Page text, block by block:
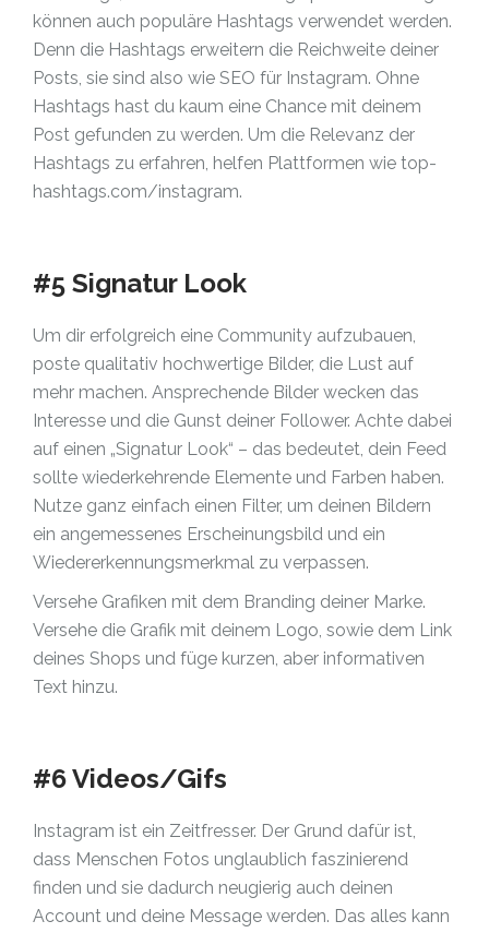
können auch populäre Hashtags verwendet werden.
Denn die Hashtags erweitern die Reichweite deiner
Posts, sie sind also wie SEO für Instagram. Ohne
Hashtags hast du kaum eine Chance mit deinem
Post gefunden zu werden. Um die Relevanz der
Hashtags zu erfahren, helfen Plattformen wie top-
hashtags.com/instagram.
#5 Signatur Look
Um dir erfolgreich eine Community aufzubauen,
poste qualitativ hochwertige Bilder, die Lust auf
mehr machen. Ansprechende Bilder wecken das
Interesse und die Gunst deiner Follower. Achte dabei
auf einen „Signatur Look“ – das bedeutet, dein Feed
sollte wiederkehrende Elemente und Farben haben.
Nutze ganz einfach einen Filter, um deinen Bildern
ein angemessenes Erscheinungsbild und ein
Wiedererkennungsmerkmal zu verpassen.
Versehe Grafiken mit dem Branding deiner Marke.
Versehe die Grafik mit deinem Logo, sowie dem Link
deines Shops und füge kurzen, aber informativen
Text hinzu.
#6 Videos/Gifs
Instagram ist ein Zeitfresser. Der Grund dafür ist,
dass Menschen Fotos unglaublich faszinierend
finden und sie dadurch neugierig auch deinen
Account und deine Message werden. Das alles kann